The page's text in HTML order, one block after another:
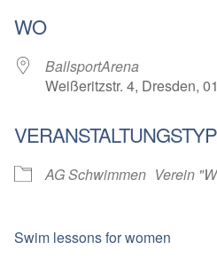
WO
BallsportArena
Weißeritzstr. 4, Dresden,
VERANSTALTUNGSTYP
AG Schwimmen Verein
Swim lessons for women